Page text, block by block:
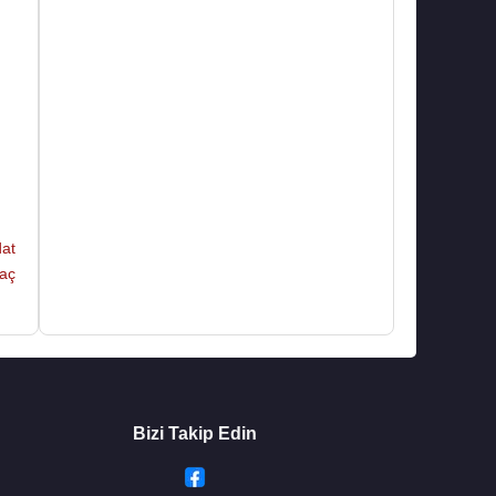
Bizi Takip Edin